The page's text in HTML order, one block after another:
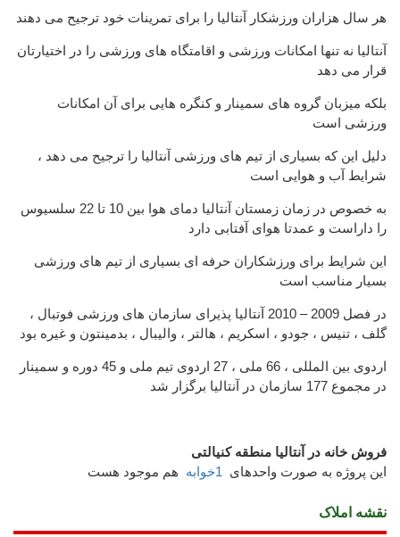
هر سال هزاران ورزشکار آنتالیا را برای تمرینات خود ترجیح می دهند
آنتالیا نه تنها امکانات ورزشی و اقامتگاه های ورزشی را در اختیارتان
قرار می دهد
بلکه میزبان گروه های سمینار و کنگره هایی برای آن امکانات
ورزشی است
دلیل این که بسیاری از تیم های ورزشی آنتالیا را ترجیح می دهد ،
شرایط آب و هوایی است
به خصوص در زمان زمستان آنتالیا دمای هوا بین 10 تا 22 سلسیوس
را داراست و عمدتا هوای آفتابی دارد
این شرایط برای ورزشکاران حرفه ای بسیاری از تیم های ورزشی
بسیار مناسب است
در فصل 2009 – 2010 آنتالیا پذیرای سازمان های ورزشی فوتبال ،
گلف ، تنیس ، جودو ، اسکریم ، هالتر ، والیبال ، بدمینتون و غیره بود
در مجموع 177 سازمان در آنتالیا برگزار شد
فروش خانه در آنتالیا منطقه کنیالتی
این پروژه به صورت واحدهای 1خوابه هم موجود هست
نقشه املاک